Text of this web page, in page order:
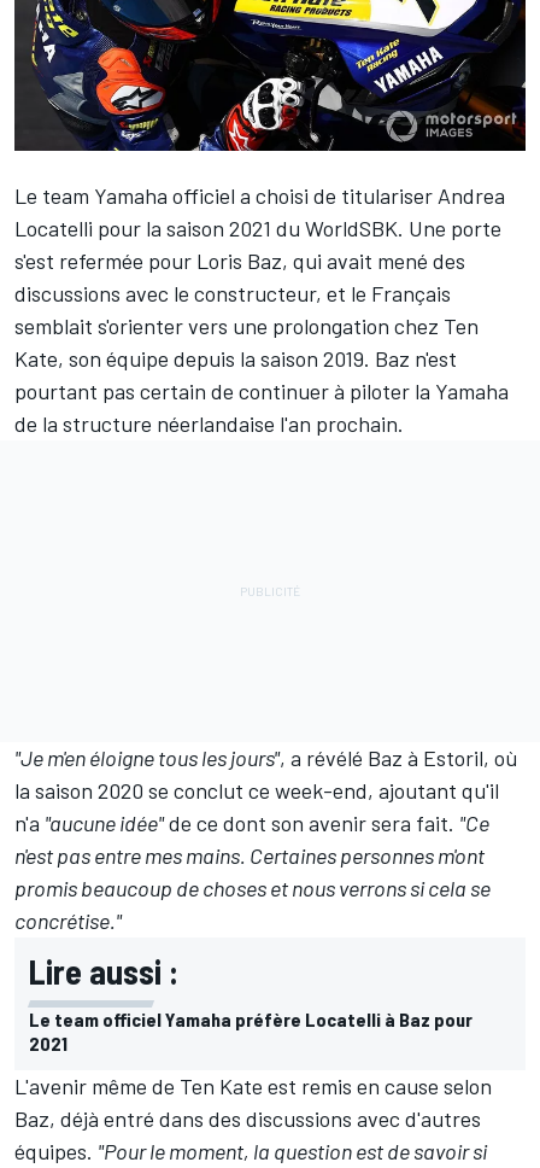
Le team Yamaha officiel a choisi de titulariser Andrea
Locatelli pour la saison 2021 du WorldSBK. Une porte
s'est refermée pour Loris Baz, qui avait mené des
discussions avec le constructeur, et le Français
semblait s'orienter vers une prolongation chez Ten
Kate, son équipe depuis la saison 2019. Baz n'est
pourtant pas certain de continuer à piloter la Yamaha
de la structure néerlandaise l'an prochain.
"Je m'en éloigne tous les jours", a révélé Baz à Estoril, où
la saison 2020 se conclut ce week-end, ajoutant qu'il
n'a "aucune idée"de ce dont son avenir sera fait. "Ce
n'est pas entre mes mains. Certaines personnes m'ont
promis beaucoup de choses et nous verrons si cela se
concrétise."
Lire aussi :
Le team officiel Yamaha préfère Locatelli à Baz pour
2021
L'avenir même de Ten Kate est remis en cause selon
Baz, déjà entré dans des discussions avec d'autres
équipes. "Pour le moment, la question est de savoir si